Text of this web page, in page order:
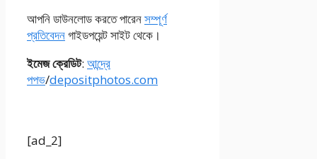
আপনি ডাউনলোড করতে পারেনসম্পূর্ণ
প্রতিবেদনগাইডপয়েন্ট সাইট থেকে।
ইমেজ ক্রেডিট: আন্দ্রে
পপভ/depositphotos.com
[ad_2]